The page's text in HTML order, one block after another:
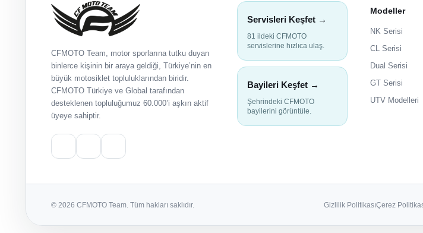
CFMOTO Team, motor sporlarına tutku duyan
binlerce kişinin bir araya geldiği, Türkiye’nin en
büyük motosiklet topluluklarından biridir.
CFMOTO Türkiye ve Global tarafından
desteklenen topluluğumuz 60.000’i aşkın aktif
üyeye sahiptir.
Servisleri Keşfet →
81 ildeki CFMOTO
servislerine hızlıca ulaş.
Bayileri Keşfet →
Şehrindeki CFMOTO
bayilerini görüntüle.
Modeller
NK Serisi
CL Serisi
Dual Serisi
GT Serisi
UTV Modelleri
© 2026 CFMOTO Team. Tüm hakları saklıdır. Gizlilik PolitikasıÇerez